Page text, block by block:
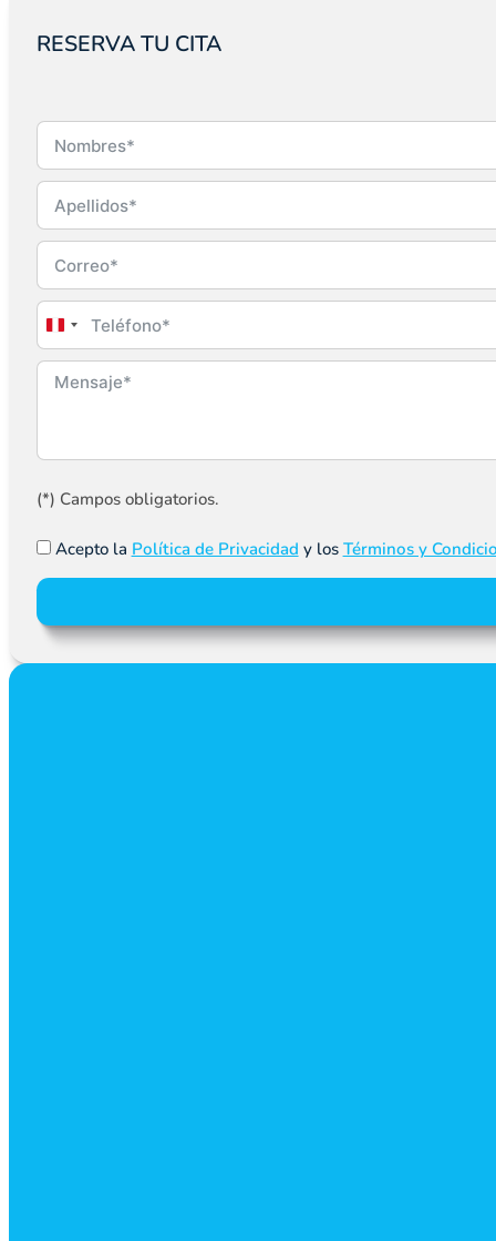
RESERVA TU CITA
Peru
+51
(*) Campos obligatorios.
Acepto la Política de Privacidad y los Términos y